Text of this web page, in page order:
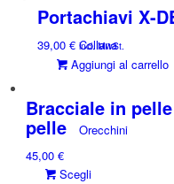
Collana
Orecchini
ha
più
varianti.
Le
possono
essere
scelte
Portachiavi X-
39,00€ incl. MwSt.
Aggiungi al carrello
Bracciale in
pelle
45,00€
Scegli